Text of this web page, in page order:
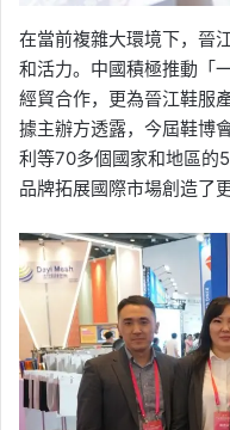
在當前複雜大環境下，晉
和活力。中國積極推動「
經貿合作，更為晉江鞋服
據主辦方透露，今屆鞋博
利等70多個國家和地區的
品牌拓展國際市場創造了